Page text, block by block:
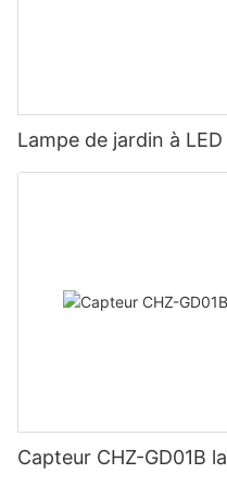
Lampe de jardin à
Capteur CHZ-GD01B